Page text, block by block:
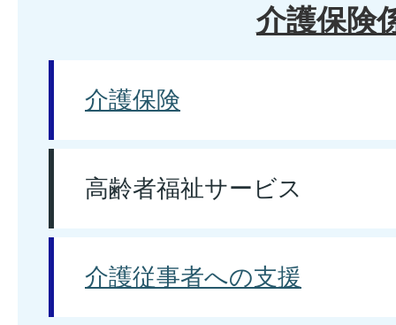
介護保険
介護保険
高齢者福祉サービス
介護従事者への支援